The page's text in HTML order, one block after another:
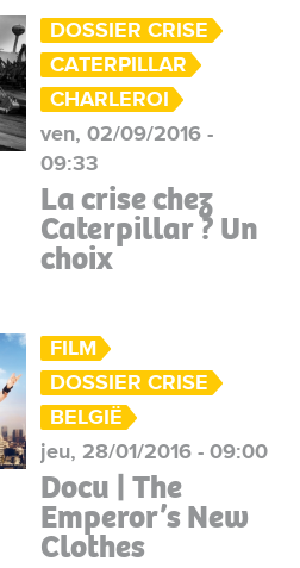
DOSSIER CRISE
CATERPILLAR
CHARLEROI
ven, 02/09/2016 -
09:33
La crise chez
Caterpillar ? Un
choix
FILM
DOSSIER CRISE
BELGIË
jeu, 28/01/2016 - 09:00
Docu | The
Emperor’s New
Clothes